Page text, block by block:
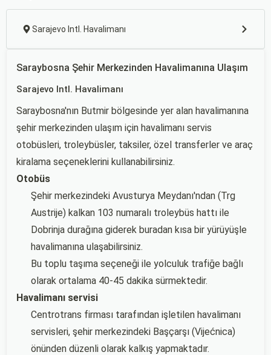
Sarajevo Intl. Havalimanı
Saraybosna Şehir Merkezinden Havalimanına Ulaşım
Sarajevo Intl. Havalimanı
Saraybosna'nın Butmir bölgesinde yer alan havalimanına
şehir merkezinden ulaşım için havalimanı servis
otobüsleri, troleybüsler, taksiler, özel transferler ve araç
kiralama seçeneklerini kullanabilirsiniz.
Otobüs
Şehir merkezindeki Avusturya Meydanı'ndan (Trg
Austrije) kalkan 103 numaralı troleybüs hattı ile
Dobrinja durağına giderek buradan kısa bir yürüyüşle
havalimanına ulaşabilirsiniz.
Bu toplu taşıma seçeneği ile yolculuk trafiğe bağlı
olarak ortalama 40-45 dakika sürmektedir.
Havalimanı servisi
Centrotrans firması tarafından işletilen havalimanı
servisleri, şehir merkezindeki Başçarşı (Vijećnica)
önünden düzenli olarak kalkış yapmaktadır.